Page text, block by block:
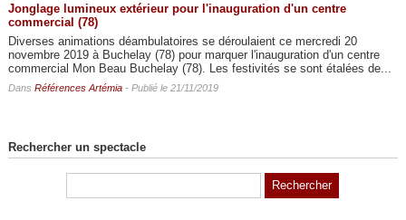
Jonglage lumineux extérieur pour l'inauguration d'un centre
commercial (78)
Diverses animations déambulatoires se déroulaient ce mercredi 20
novembre 2019 à Buchelay (78) pour marquer l'inauguration d'un centre
commercial Mon Beau Buchelay (78). Les festivités se sont étalées de...
Dans Références Artémia- Publié le 21/11/2019
Rechercher un spectacle